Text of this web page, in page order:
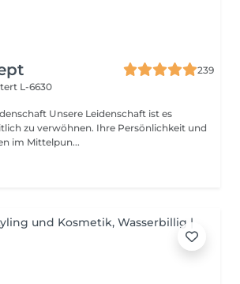
239
L-6630
ist es
zu verwöhnen. Ihre Persönlichkeit und
im Mittelpun...